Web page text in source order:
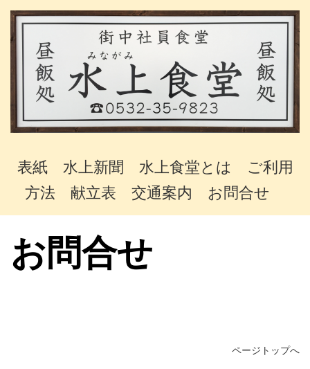
表紙 水上新聞 水上食堂とは
ご利用
方法
献立表 交通案内 お問合せ
お問合せ
ページトップへ